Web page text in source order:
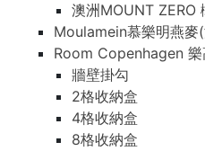
澳洲MOUNT ZERO
Moulamein慕樂明燕麥
Room Copenhagen
牆壁掛勾
2格收納盒
4格收納盒
8格收納盒